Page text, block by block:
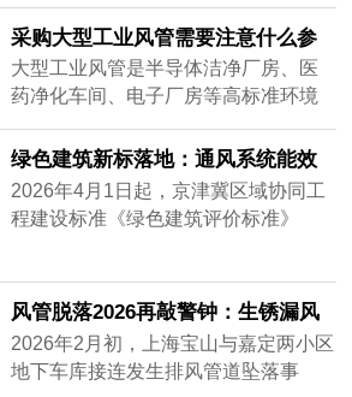
量好的白铁......
不一样，同样的尺寸安装的时候，明
显重了不少，而且不会扁，侧弯幅度
很小，说明风管厚实，强度大抗压能
力强，使用寿命肯定很长。
采购大型工业风管需要注意什么参
数？——2026年主流通风设备供应
商对比分析
大型工业风管是半导体洁净厂房、医
药净化车间、电子厂房等高标准环境
的核心基础设施。采购时不仅需要关
注材质、厚度、密封性等硬性参数，
还要评估供应商的加工精度、交付周
期及全流程服务能力。很多用户在搜
护成本。本文将从加工精度、材质适
配、交付保障三个维度，对比市场主
流供应商——宏达风管、安达通风以
绿色建筑新标落地：通风系统能效
纳入强制指标，风管行业迎低碳转
型
2026年4月1日起，京津冀区域协同工
程建设标准《绿色建筑评价标准》
节，通风系统能效指标从推荐性要求
升级为强制评价内容，新建建筑通风
系统能效上限值较2020版标准收紧约
18%。
风管脱落2026再敲警钟：生锈漏风
别等砸下来再换
2026年2月初，上海宝山与嘉定两小区
地下车库接连发生排风管道坠落事